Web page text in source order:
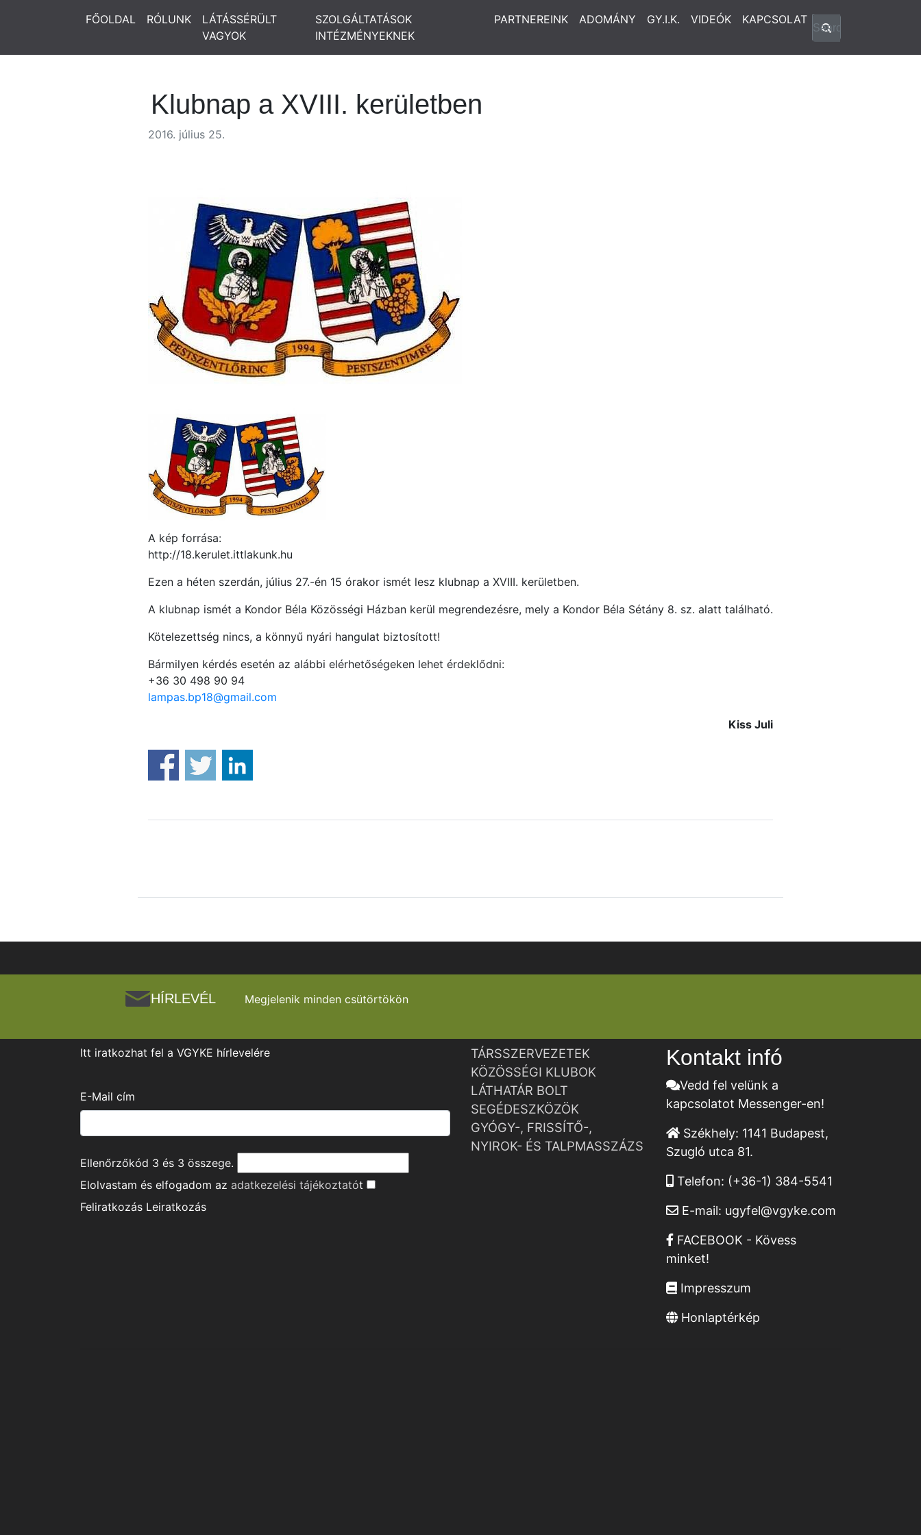
FŐOLDAL RÓLUNK
LÁTÁSSÉRÜLT
VAGYOK
SZOLGÁLTATÁSOK
INTÉZMÉNYEKNEK
PARTNEREINK ADOMÁNY GY.I.K. VIDEÓK KAPCSOLAT
Klubnap a XVIII. kerületben
2016. július 25.
A kép forrása:
http://18.kerulet.ittlakunk.hu
Ezen a héten szerdán, július 27.-én 15 órakor ismét lesz klubnap a XVIII. kerületben.
A klubnap ismét a Kondor Béla Közösségi Házban kerül megrendezésre, mely a Kondor Béla Sétány 8. sz. alatt található.
Kötelezettség nincs, a könnyű nyári hangulat biztosított!
Bármilyen kérdés esetén az alábbi elérhetőségeken lehet érdeklődni:
+36 30 498 90 94
lampas.bp18@gmail.com
Kiss Juli
HÍRLEVÉL Megjelenik minden csütörtökön
Itt iratkozhat fel a VGYKE hírlevelére
E-Mail cím
Ellenőrzőkód 3 és 3 összege.
Elolvastam és elfogadom az adatkezelési tájékoztatót
Feliratkozás Leiratkozás
TÁRSSZERVEZETEK
KÖZÖSSÉGI KLUBOK
LÁTHATÁR BOLT
SEGÉDESZKÖZÖK
GYÓGY-, FRISSÍTŐ-,
NYIROK- ÉS TALPMASSZÁZS
Kontakt infó
Vedd fel velünk a
kapcsolatot Messenger-en!
Székhely: 1141 Budapest,
Szugló utca 81.
Telefon: (+36-1) 384-5541
E-mail: ugyfel@vgyke.com
FACEBOOK - Kövess
minket!
Impresszum
Honlaptérkép